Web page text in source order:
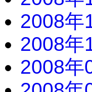
2008年
2008年
2008年